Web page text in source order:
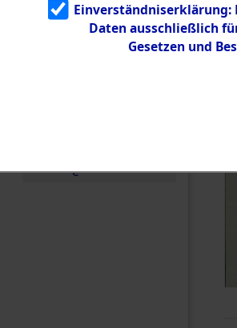
g
5.3.3
Todesmärsch
e
Einverständniserklärung:
Daten ausschließlich
Gesetzen und